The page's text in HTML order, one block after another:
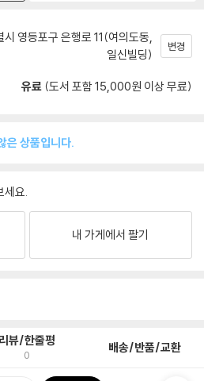
시 영등포구 은행로 11(여의도동,
일신빌딩)
변경
유료 (도서 포함 15,000원 이상 무료)
은 상품입니다.
세요.
내 가게에서 팔기
리뷰/한줄평
0 배송/반품/교환